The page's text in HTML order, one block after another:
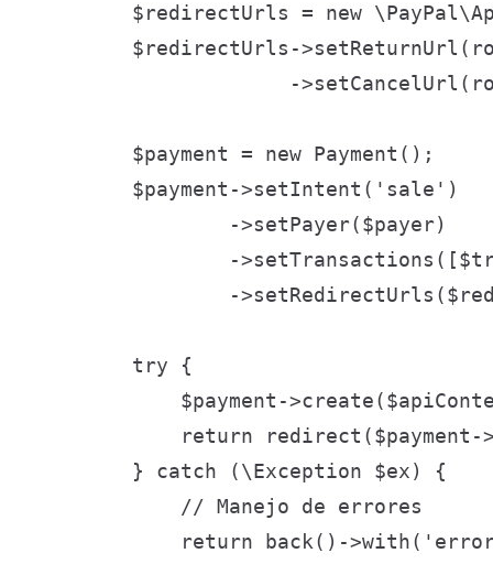
$redirectUrls = new
$redirectUrls-
-
        $payment = new Payment();
        $payment->setIntent('sale')
                ->setPayer($payer)
-
-
        try {
$payment-
return redirect($payment-
        } catch (\Exception $ex) {
            // Manejo de errores
return back()-